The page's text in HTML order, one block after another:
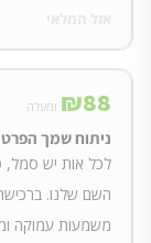
₪88 ומעלה
ניתוח שמך
לכל אות יש סמל,
השם שלנו.
משמעות עמוקה